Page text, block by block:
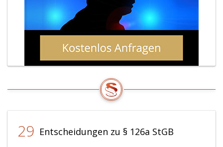
29 Entscheidungen zu § 126a StGB